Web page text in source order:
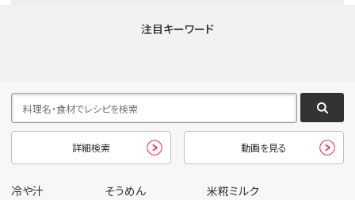
注目キーワード
詳細検索 動画を見る
冷や汁 そうめん
米糀ミルク